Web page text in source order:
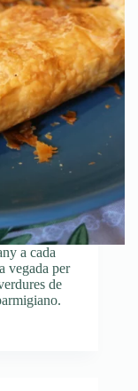
a cada
vegada per
de